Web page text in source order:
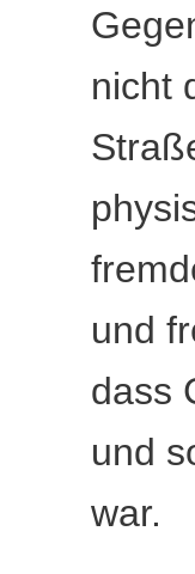
nicht
und
dass
und
war.